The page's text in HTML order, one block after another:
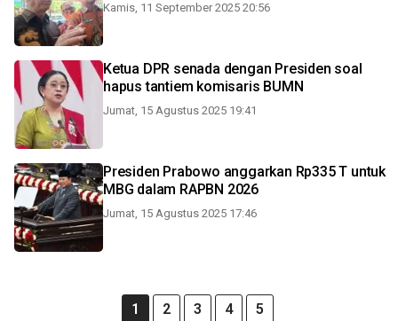
Kamis, 11 September 2025 20:56
Ketua DPR senada dengan Presiden soal
hapus tantiem komisaris BUMN
Jumat, 15 Agustus 2025 19:41
Presiden Prabowo anggarkan Rp335 T untuk
MBG dalam RAPBN 2026
Jumat, 15 Agustus 2025 17:46
1 2 3 4 5